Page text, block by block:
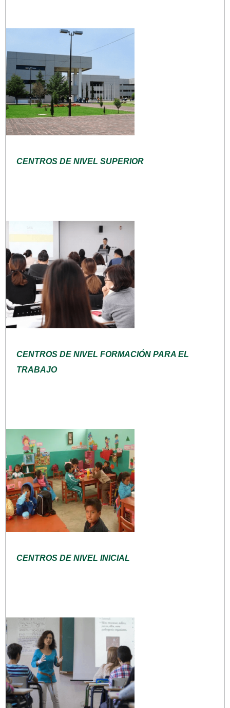
CENTROS DE NIVEL SUPERIOR
CENTROS DE NIVEL FORMACIÓN PARA EL
TRABAJO
CENTROS DE NIVEL INICIAL